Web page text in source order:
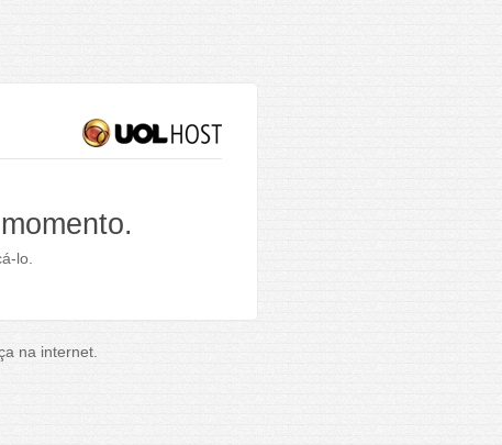
lo.
na internet.